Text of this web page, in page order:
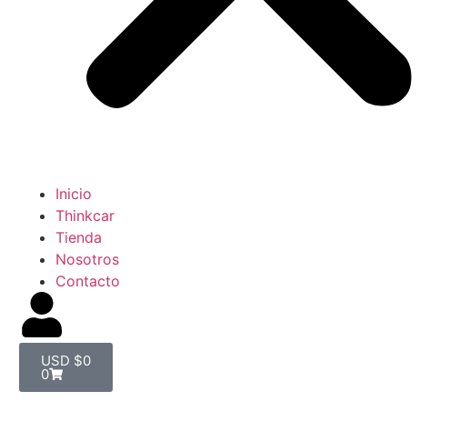
Inicio
Thinkcar
Tienda
Nosotros
Contacto
USD $0
0